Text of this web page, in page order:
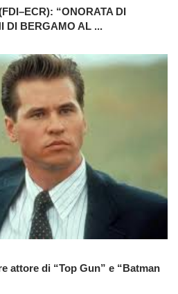
“ONORATA DI
DI BERGAMO AL ...
attore di “Top Gun” e “Batman